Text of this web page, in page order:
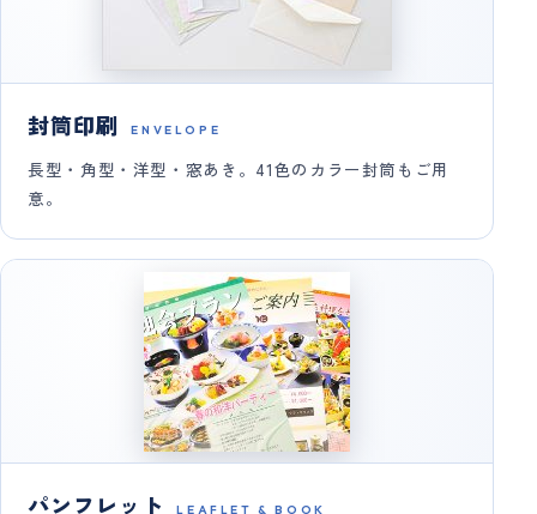
封筒印刷 ENVELOPE
長型・角型・洋型・窓あき。41色のカラー封筒もご用
意。
パンフレット LEAFLET & BOOK